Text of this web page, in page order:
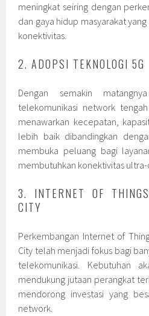
meningkat seiring dengan
dan gaya hidup masyarakat
konektivitas.
2. ADOPSI TEKNOLOGI 5G
Dengan semakin
telekomunikasi network
menawarkan kecepatan,
lebih baik dibandingkan
membuka peluang bagi
membutuhkan konektivitas ultra-
3. INTERNET OF
CITY
Perkembangan Internet of
City telah menjadi fokus bagi
telekomunikasi. Kebutuhan
mendukung jutaan perangkat
mendorong investasi yang
network.